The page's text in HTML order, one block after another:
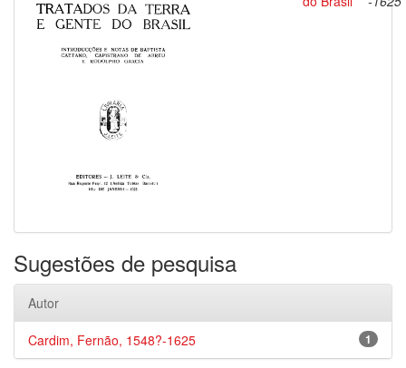
Sugestões de pesquisa
Autor
1
Cardim, Fernão, 1548?-1625